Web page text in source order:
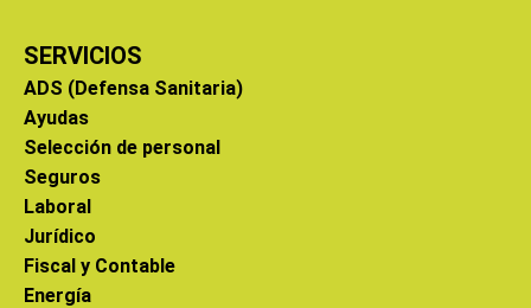
SERVICIOS
ADS (Defensa Sanitaria)
Ayudas
Selección de personal
Seguros
Laboral
Jurídico
Fiscal y Contable
Energía